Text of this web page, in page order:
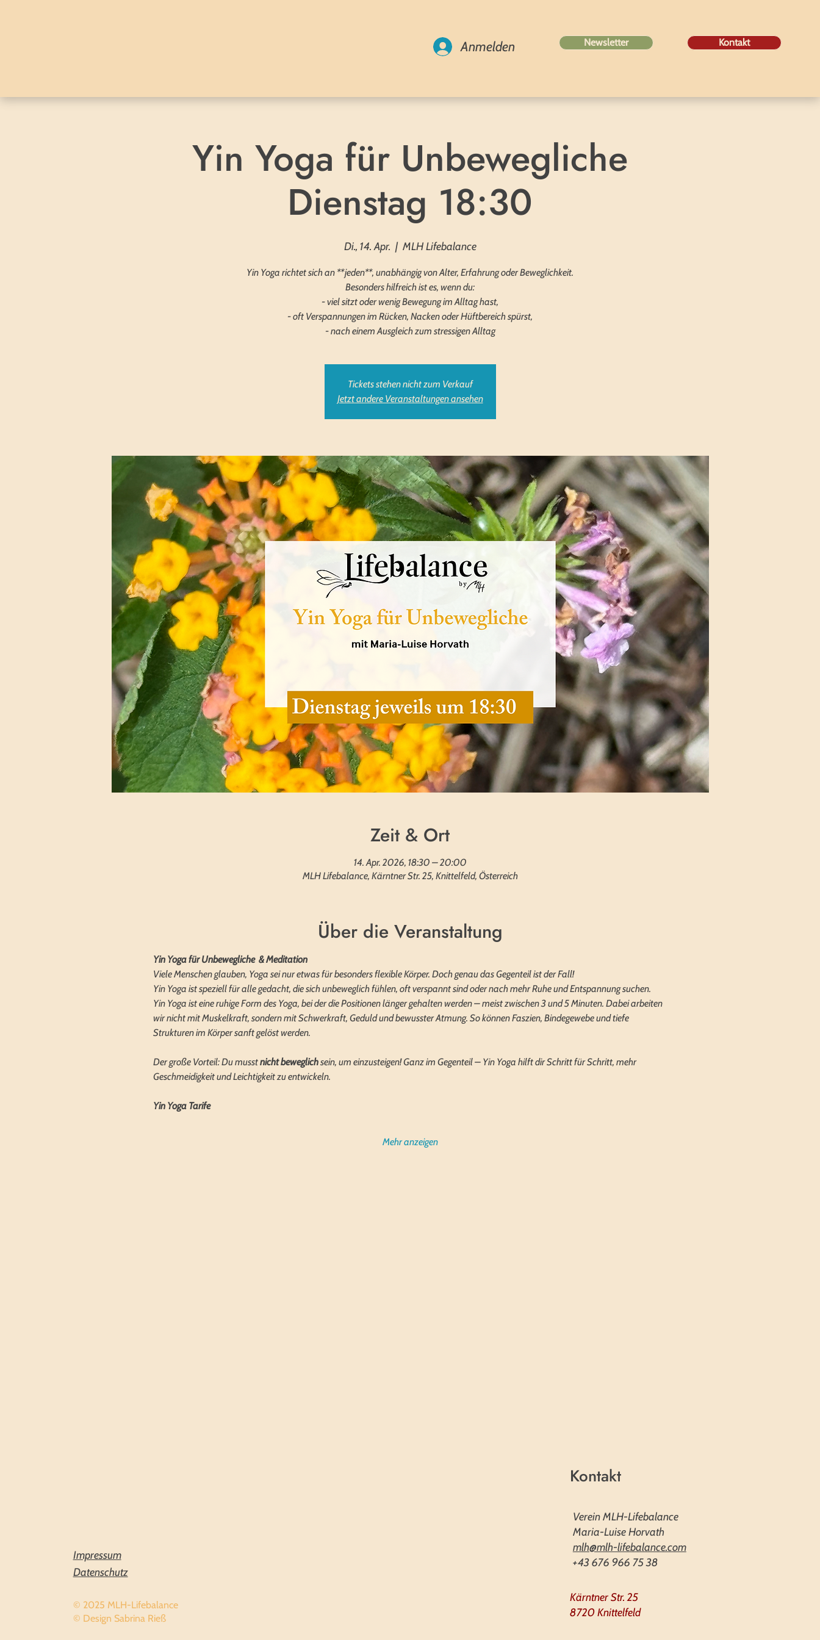
Anmelden Newsletter Kontakt
Yin Yoga für Unbewegliche
Dienstag 18:30
Di., 14. Apr.
  |
MLH Lifebalance
Yin Yoga richtet sich an **jeden**, unabhängig von Alter, Erfahrung oder Beweglichkeit.
Besonders hilfreich ist es, wenn du:
- viel sitzt oder wenig Bewegung im Alltag hast,
- oft Verspannungen im Rücken, Nacken oder Hüftbereich spürst,
- nach einem Ausgleich zum stressigen Alltag
Tickets stehen nicht zum Verkauf
Jetzt andere Veranstaltungen ansehen
Zeit & Ort
14. Apr. 2026, 18:30 – 20:00
MLH Lifebalance, Kärntner Str. 25, Knittelfeld, Österreich
Über die Veranstaltung
Yin Yoga für Unbewegliche  & Meditation
Viele Menschen glauben, Yoga sei nur etwas für besonders flexible Körper. Doch genau das Gegenteil ist der Fall!
Yin Yoga ist speziell für alle gedacht, die sich unbeweglich fühlen, oft verspannt sind oder nach mehr Ruhe und Entspannung suchen.
Yin Yoga ist eine ruhige Form des Yoga, bei der die Positionen länger gehalten werden – meist zwischen 3 und 5 Minuten. Dabei arbeiten
wir nicht mit Muskelkraft, sondern mit Schwerkraft, Geduld und bewusster Atmung. So können Faszien, Bindegewebe und tiefe
Strukturen im Körper sanft gelöst werden.
Der große Vorteil: Du musst nicht beweglich sein, um einzusteigen! Ganz im Gegenteil – Yin Yoga hilft dir Schritt für Schritt, mehr
Geschmeidigkeit und Leichtigkeit zu entwickeln.
Yin Yoga Tarife
Mehr anzeigen
Impressum
Datenschutz
© 2025 MLH-Lifebalance
© Design Sabrina Rieß
Kontakt
Verein MLH-Lifebalance
Maria-Luise Horvath
mlh@mlh-lifebalance.com
+43 676 966 75 38
Kärntner Str. 25
8720 Knittelfeld